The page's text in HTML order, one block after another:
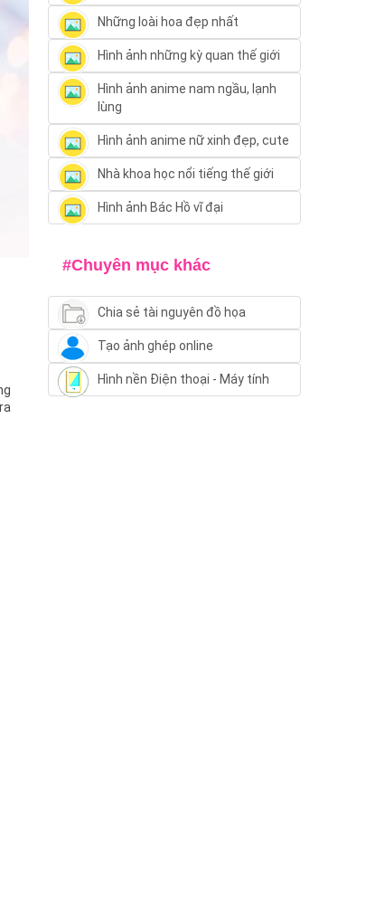
Những loài hoa đẹp nhất
Hình ảnh những kỳ quan thế giới
Hình ảnh anime nam ngầu, lạnh
lùng
Hình ảnh anime nữ xinh đẹp, cute
Nhà khoa học nổi tiếng thế giới
Hình ảnh Bác Hồ vĩ đại
#Chuyên mục khác
Chia sẻ tài nguyên đồ họa
Tạo ảnh ghép online
Hình nền Điện thoại - Máy tính